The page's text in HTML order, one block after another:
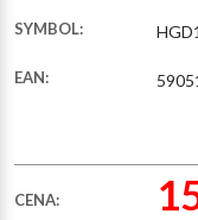
SYMBOL:
EAN:
CENA: